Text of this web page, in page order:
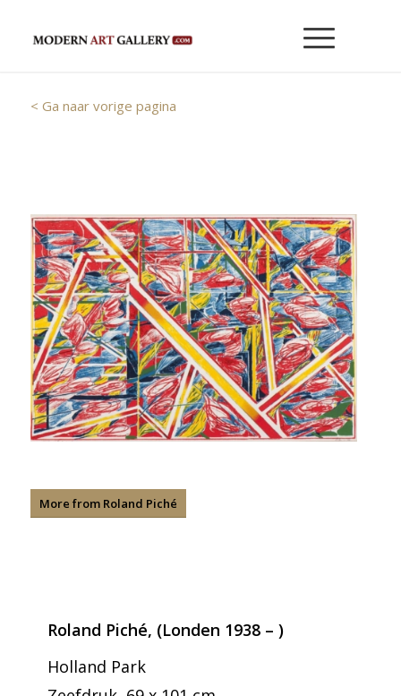
< Ga naar vorige pagina
More from Roland Piché
Roland Piché, (Londen 1938 – )
Holland Park